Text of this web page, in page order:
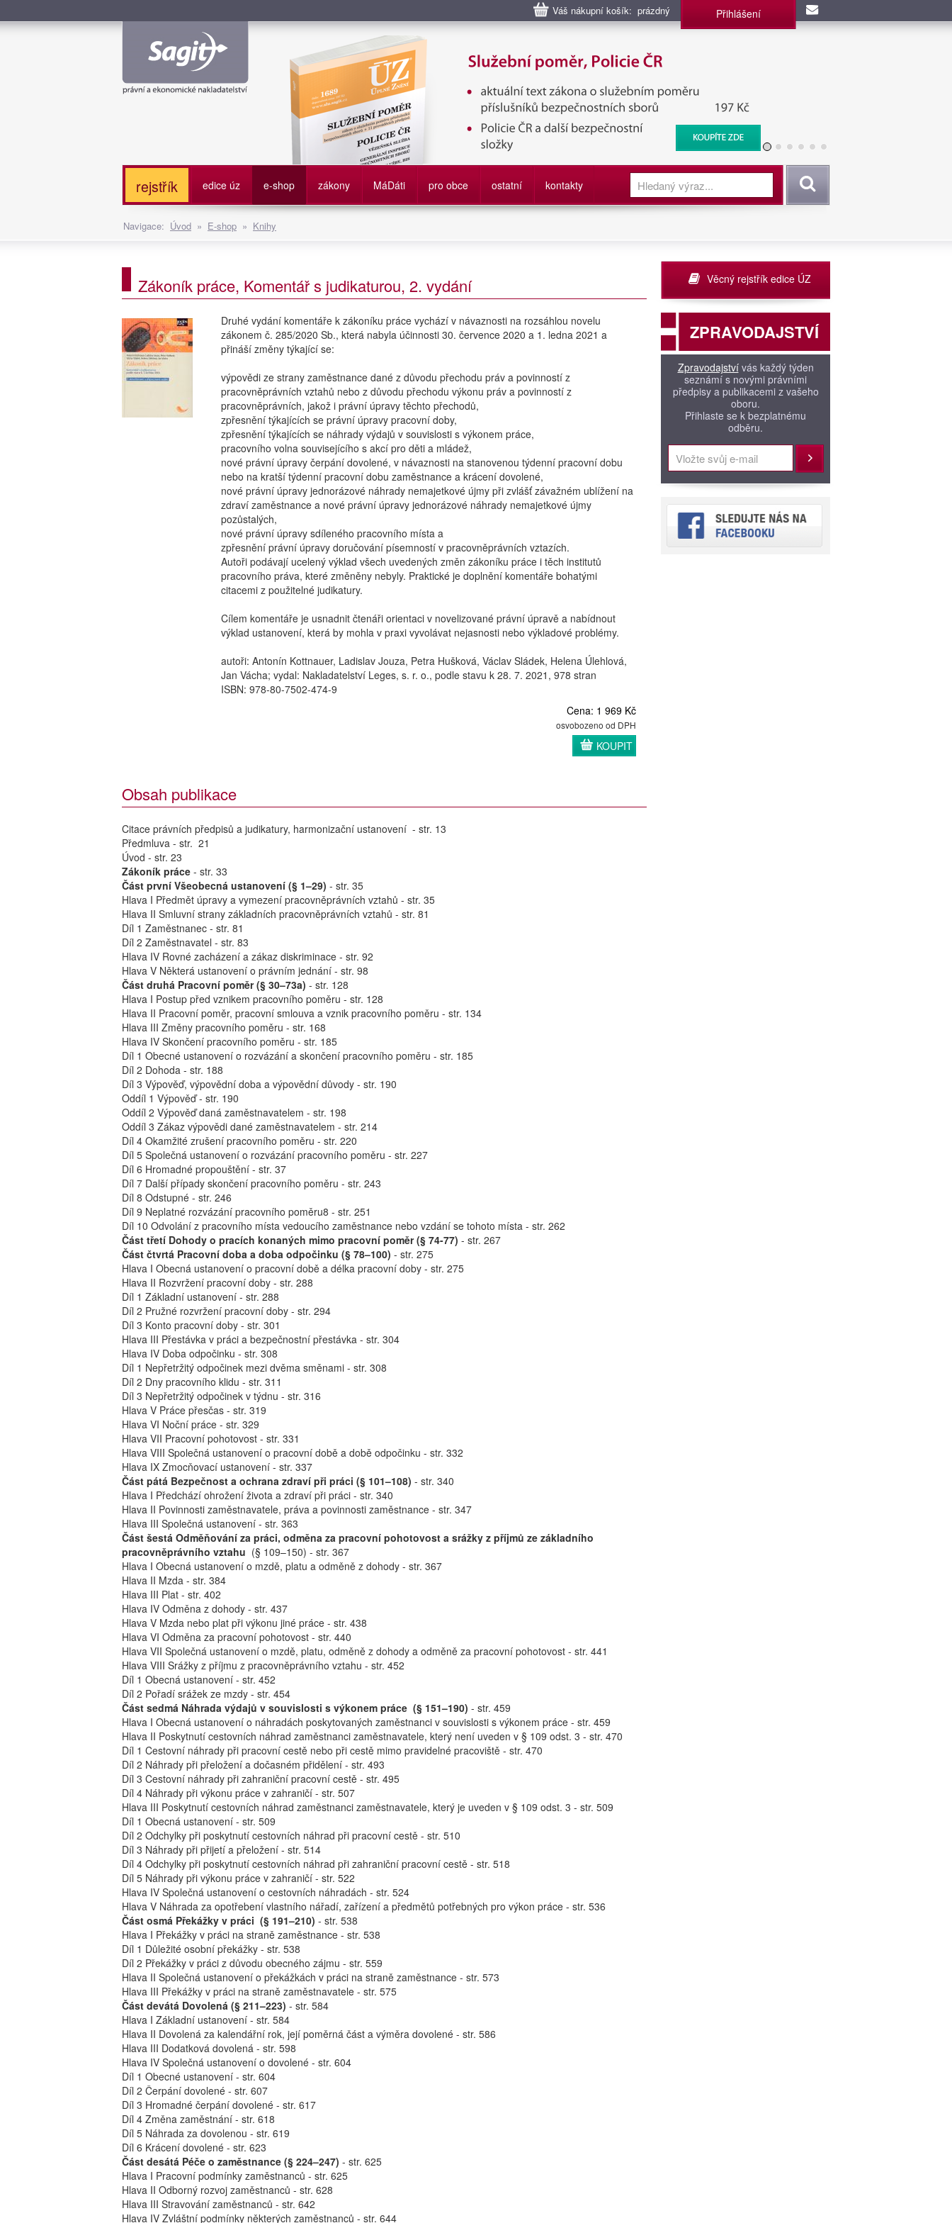
Váš nákupní košík: prázdný Přihlášení
Služební poměr příslušníků bezpečnostních sborů, Policie ČR, Vězeňská služba, BIS, Zpravodajské
služby
rejstřík edice úz e-shop zákony MáDáti pro obce ostatní kontakty Vyhledat
Navigace: Úvod » E-shop » Knihy
Zákoník práce, Komentář s judikaturou, 2. vydání
Druhé vydání komentáře k zákoníku práce vychází v návaznosti na rozsáhlou novelu
zákonem č. 285/2020 Sb., která nabyla účinnosti 30. července 2020 a 1. ledna 2021 a
přináší změny týkající se:
výpovědi ze strany zaměstnance dané z důvodu přechodu práv a povinností z
pracovněprávních vztahů nebo z důvodu přechodu výkonu práv a povinností z
pracovněprávních, jakož i právní úpravy těchto přechodů,
zpřesnění týkajících se právní úpravy pracovní doby,
zpřesnění týkajících se náhrady výdajů v souvislosti s výkonem práce,
pracovního volna souvisejícího s akcí pro děti a mládež,
nové právní úpravy čerpání dovolené, v návaznosti na stanovenou týdenní pracovní dobu
nebo na kratší týdenní pracovní dobu zaměstnance a krácení dovolené,
nové právní úpravy jednorázové náhrady nemajetkové újmy při zvlášť závažném ublížení na
zdraví zaměstnance a nové právní úpravy jednorázové náhrady nemajetkové újmy
pozůstalých,
nové právní úpravy sdíleného pracovního místa a
zpřesnění právní úpravy doručování písemností v pracovněprávních vztazích.
Autoři podávají ucelený výklad všech uvedených změn zákoníku práce i těch institutů
pracovního práva, které změněny nebyly. Praktické je doplnění komentáře bohatými
citacemi z použitelné judikatury.
Cílem komentáře je usnadnit čtenáři orientaci v novelizované právní úpravě a nabídnout
výklad ustanovení, která by mohla v praxi vyvolávat nejasnosti nebo výkladové problémy.
autoři: Antonín Kottnauer, Ladislav Jouza, Petra Hušková, Václav Sládek, Helena Úlehlová,
Jan Vácha; vydal: Nakladatelství Leges, s. r. o., podle stavu k 28. 7. 2021, 978 stran
ISBN: 978-80-7502-474-9
Cena: 1 969 Kč
osvobozeno od DPH
KOUPIT
Obsah publikace
Citace právních předpisů a judikatury, harmonizační ustanovení - str. 13
Předmluva - str. 21
Úvod - str. 23
Zákoník práce - str. 33
Část první Všeobecná ustanovení (§ 1–29) - str. 35
Hlava I Předmět úpravy a vymezení pracovněprávních vztahů - str. 35
Hlava II Smluvní strany základních pracovněprávních vztahů - str. 81
Díl 1 Zaměstnanec - str. 81
Díl 2 Zaměstnavatel - str. 83
Hlava IV Rovné zacházení a zákaz diskriminace - str. 92
Hlava V Některá ustanovení o právním jednání - str. 98
Část druhá Pracovní poměr (§ 30–73a) - str. 128
Hlava I Postup před vznikem pracovního poměru - str. 128
Hlava II Pracovní poměr, pracovní smlouva a vznik pracovního poměru - str. 134
Hlava III Změny pracovního poměru - str. 168
Hlava IV Skončení pracovního poměru - str. 185
Díl 1 Obecné ustanovení o rozvázání a skončení pracovního poměru - str. 185
Díl 2 Dohoda - str. 188
Díl 3 Výpověď, výpovědní doba a výpovědní důvody - str. 190
Oddíl 1 Výpověď - str. 190
Oddíl 2 Výpověď daná zaměstnavatelem - str. 198
Oddíl 3 Zákaz výpovědi dané zaměstnavatelem - str. 214
Díl 4 Okamžité zrušení pracovního poměru - str. 220
Díl 5 Společná ustanovení o rozvázání pracovního poměru - str. 227
Díl 6 Hromadné propouštění - str. 37
Díl 7 Další případy skončení pracovního poměru - str. 243
Díl 8 Odstupné - str. 246
Díl 9 Neplatné rozvázání pracovního poměru8 - str. 251
Díl 10 Odvolání z pracovního místa vedoucího zaměstnance nebo vzdání se tohoto místa - str. 262
Část třetí Dohody o pracích konaných mimo pracovní poměr (§ 74-77) - str. 267
Část čtvrtá Pracovní doba a doba odpočinku (§ 78–100) - str. 275
Hlava I Obecná ustanovení o pracovní době a délka pracovní doby - str. 275
Hlava II Rozvržení pracovní doby - str. 288
Díl 1 Základní ustanovení - str. 288
Díl 2 Pružné rozvržení pracovní doby - str. 294
Díl 3 Konto pracovní doby - str. 301
Hlava III Přestávka v práci a bezpečnostní přestávka - str. 304
Hlava IV Doba odpočinku - str. 308
Díl 1 Nepřetržitý odpočinek mezi dvěma směnami - str. 308
Díl 2 Dny pracovního klidu - str. 311
Díl 3 Nepřetržitý odpočinek v týdnu - str. 316
Hlava V Práce přesčas - str. 319
Hlava VI Noční práce - str. 329
Hlava VII Pracovní pohotovost - str. 331
Hlava VIII Společná ustanovení o pracovní době a době odpočinku - str. 332
Hlava IX Zmocňovací ustanovení - str. 337
Část pátá Bezpečnost a ochrana zdraví při práci (§ 101–108) - str. 340
Hlava I Předchází ohrožení života a zdraví při práci - str. 340
Hlava II Povinnosti zaměstnavatele, práva a povinnosti zaměstnance - str. 347
Hlava III Společná ustanovení - str. 363
Část šestá Odměňování za práci, odměna za pracovní pohotovost a srážky z příjmů ze základního
pracovněprávního vztahu (§ 109–150) - str. 367
Hlava I Obecná ustanovení o mzdě, platu a odměně z dohody - str. 367
Hlava II Mzda - str. 384
Hlava III Plat - str. 402
Hlava IV Odměna z dohody - str. 437
Hlava V Mzda nebo plat při výkonu jiné práce - str. 438
Hlava VI Odměna za pracovní pohotovost - str. 440
Hlava VII Společná ustanovení o mzdě, platu, odměně z dohody a odměně za pracovní pohotovost - str. 441
Hlava VIII Srážky z příjmu z pracovněprávního vztahu - str. 452
Díl 1 Obecná ustanovení - str. 452
Díl 2 Pořadí srážek ze mzdy - str. 454
Část sedmá Náhrada výdajů v souvislosti s výkonem práce (§ 151–190) - str. 459
Hlava I Obecná ustanovení o náhradách poskytovaných zaměstnanci v souvislosti s výkonem práce - str. 459
Hlava II Poskytnutí cestovních náhrad zaměstnanci zaměstnavatele, který není uveden v § 109 odst. 3 - str. 470
Díl 1 Cestovní náhrady při pracovní cestě nebo při cestě mimo pravidelné pracoviště - str. 470
Díl 2 Náhrady při přeložení a dočasném přidělení - str. 493
Díl 3 Cestovní náhrady při zahraniční pracovní cestě - str. 495
Díl 4 Náhrady při výkonu práce v zahraničí - str. 507
Hlava III Poskytnutí cestovních náhrad zaměstnanci zaměstnavatele, který je uveden v § 109 odst. 3 - str. 509
Díl 1 Obecná ustanovení - str. 509
Díl 2 Odchylky při poskytnutí cestovních náhrad při pracovní cestě - str. 510
Díl 3 Náhrady při přijetí a přeložení - str. 514
Díl 4 Odchylky při poskytnutí cestovních náhrad při zahraniční pracovní cestě - str. 518
Díl 5 Náhrady při výkonu práce v zahraničí - str. 522
Hlava IV Společná ustanovení o cestovních náhradách - str. 524
Hlava V Náhrada za opotřebení vlastního nářadí, zařízení a předmětů potřebných pro výkon práce - str. 536
Část osmá Překážky v práci (§ 191–210) - str. 538
Hlava I Překážky v práci na straně zaměstnance - str. 538
Díl 1 Důležité osobní překážky - str. 538
Díl 2 Překážky v práci z důvodu obecného zájmu - str. 559
Hlava II Společná ustanovení o překážkách v práci na straně zaměstnance - str. 573
Hlava III Překážky v práci na straně zaměstnavatele - str. 575
Část devátá Dovolená (§ 211–223) - str. 584
Hlava I Základní ustanovení - str. 584
Hlava II Dovolená za kalendářní rok, její poměrná část a výměra dovolené - str. 586
Hlava III Dodatková dovolená - str. 598
Hlava IV Společná ustanovení o dovolené - str. 604
Díl 1 Obecné ustanovení - str. 604
Díl 2 Čerpání dovolené - str. 607
Díl 3 Hromadné čerpání dovolené - str. 617
Díl 4 Změna zaměstnání - str. 618
Díl 5 Náhrada za dovolenou - str. 619
Díl 6 Krácení dovolené - str. 623
Část desátá Péče o zaměstnance (§ 224–247) - str. 625
Hlava I Pracovní podmínky zaměstnanců - str. 625
Hlava II Odborný rozvoj zaměstnanců - str. 628
Hlava III Stravování zaměstnanců - str. 642
Hlava IV Zvláštní podmínky některých zaměstnanců - str. 644
Věcný rejstřík edice ÚZ
ZPRAVODAJSTVÍ
Zpravodajstvívás každý týden
seznámí s novými právními
předpisy a publikacemi z vašeho
oboru.
Přihlaste se k bezplatnému
odběru.
Přihlásit